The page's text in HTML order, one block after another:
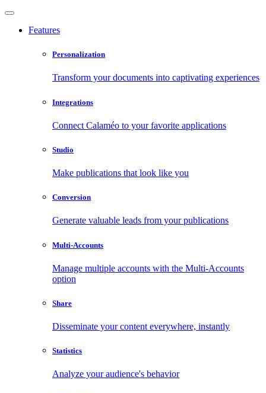
Features
Personalization
Transform your documents into captivating experiences
Integrations
Connect Calaméo to your favorite applications
Studio
Make publications that look like you
Conversion
Generate valuable leads from your publications
Multi-Accounts
Manage multiple accounts with the Multi-Accounts
option
Share
Disseminate your content everywhere, instantly
Statistics
Analyze your audience's behavior